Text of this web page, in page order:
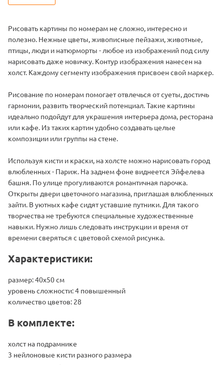
Рисовать картины по номерам не сложно, интересно и
полезно. Нежные цветы, живописные пейзажи, животные,
птицы, люди и натюрморты - любое из изображений под силу
нарисовать даже новичку. Контур изображения нанесен на
холст. Каждому сегменту изображения присвоен свой маркер.
Рисование по номерам помогает отвлечься от суеты, достичь
гармонии, развить творческий потенциал. Такие картины
идеально подойдут для украшения интерьера дома, ресторана
или кафе. Из таких картин удобно создавать целые
композиции или группы на стене.
Используя кисти и краски, на холсте можно нарисовать город
влюбленных - Париж. На заднем фоне виднеется Эйфелева
башня. По улице прогуливаются романтичная парочка.
Открыты двери цветочного магазина, приглашая влюбленных
зайти. В уютных кафе сидят уставшие путники. Для такого
творчества не требуются специальные художественные
навыки. Нужно лишь следовать инструкции и время от
времени сверяться с цветовой схемой рисунка.
Характеристики:
размер: 40х50 см
уровень сложности: 4 повышенный
количество цветов: 28
В комплекте:
холст на подрамнике
3 нейлоновые кисти разного размера